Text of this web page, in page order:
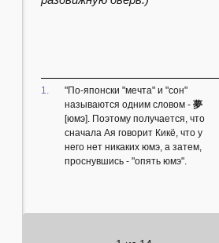
1.
"По-японски "мечта" и "сон"
называются одним словом -夢
[юмэ]. Поэтому получается, что
сначала Ая говорит Кикё, что у
него нет никаких юмэ, а затем,
проснувшись - "опять юмэ".